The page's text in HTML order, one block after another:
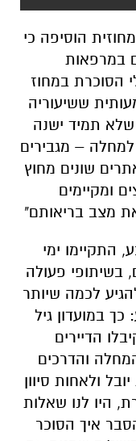
הוסיפה כי
במרפאות
הסוכרת במחוז
ששיעוריה
שלא תמיד ישנה
– מגבירים
שונים מחוץ
ומקיימים
מצב בריאותם"
התקיימו ימי
בשיתופי פעולה
לכמה שיותר
כך במועדון גיל
הדיירים
והדרכים
ולאחות סיוון
היו לנו שאלות
איך הסוכר